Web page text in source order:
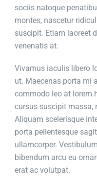
sociis natoque
montes, nascetur
suscipit. Etiam laoreet
venenatis at.
Vivamus iaculis libero
ut. Maecenas porta mi
commodo leo at lorem
cursus suscipit massa,
Aliquam scelerisque
porta pellentesque
ullamcorper.
bibendum arcu eu
erat ac volutpat.